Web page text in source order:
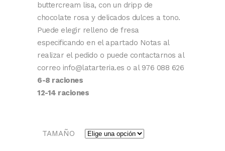
buttercream lisa, con un dripp de
chocolate rosa y delicados dulces a tono.
Puede elegir relleno de fresa
especificando en el apartado Notas al
realizar el pedido o puede contactarnos al
correo info@latarteria.es o al 976 088 626
6-8 raciones
12-14 raciones
TAMAÑO